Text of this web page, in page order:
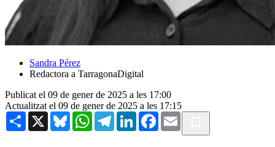
Sandra Pérez
Redactora a TarragonaDigital
Publicat el 09 de gener de 2025 a les 17:00
Actualitzat el 09 de gener de 2025 a les 17:15
Share X BlueskyWhatsAppTelegramLinkedInFacebook
Email